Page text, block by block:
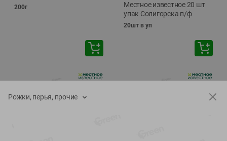
200г
Местное известное 20 шт
упак Солигорска п/ф
20шт в уп
Рожки, перья, прочие